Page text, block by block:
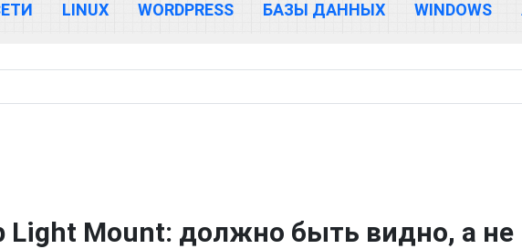
LINUX WORDPRESS БАЗЫ ДАННЫХ WINDOWS
Light Mount: должно быть видно, а не